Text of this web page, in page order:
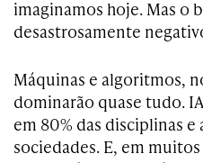
imaginamos hoje. Mas o
desastrosamente
Máquinas e algoritmos,
dominarão quase tudo.
em 80% das disciplinas e
sociedades. E, em